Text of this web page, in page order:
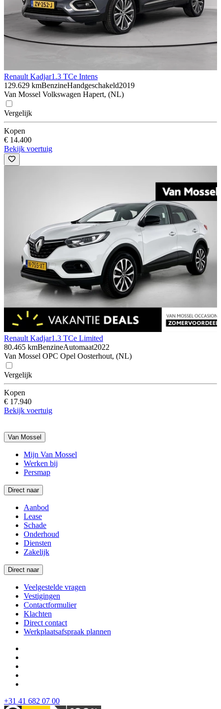
Renault Kadjar1.3 TCe Intens
129.629 kmBenzineHandgeschakeld2019
Van Mossel Volkswagen Hapert, (NL)
Vergelijk
Kopen
€ 14.400
Bekijk voertuig
Renault Kadjar1.3 TCe Limited
80.465 kmBenzineAutomaat2022
Van Mossel OPC Opel Oosterhout, (NL)
Vergelijk
Kopen
€ 17.940
Bekijk voertuig
Van Mossel
Mijn Van Mossel
Werken bij
Persmap
Direct naar
Aanbod
Lease
Schade
Onderhoud
Diensten
Zakelijk
Direct naar
Veelgestelde vragen
Vestigingen
Contactformulier
Klachten
Direct contact
Werkplaatsafspraak plannen
+31 41 682 07 00